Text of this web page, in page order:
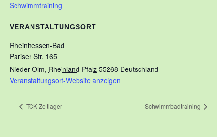
Schwimmtraining
VERANSTALTUNGSORT
Rheinhessen-Bad
Pariser Str. 165
Nieder-Olm, Rheinland-Pfalz 55268 Deutschland
Veranstaltungsort-Website anzeigen
TCK-Zeltlager Schwimmbadtraining